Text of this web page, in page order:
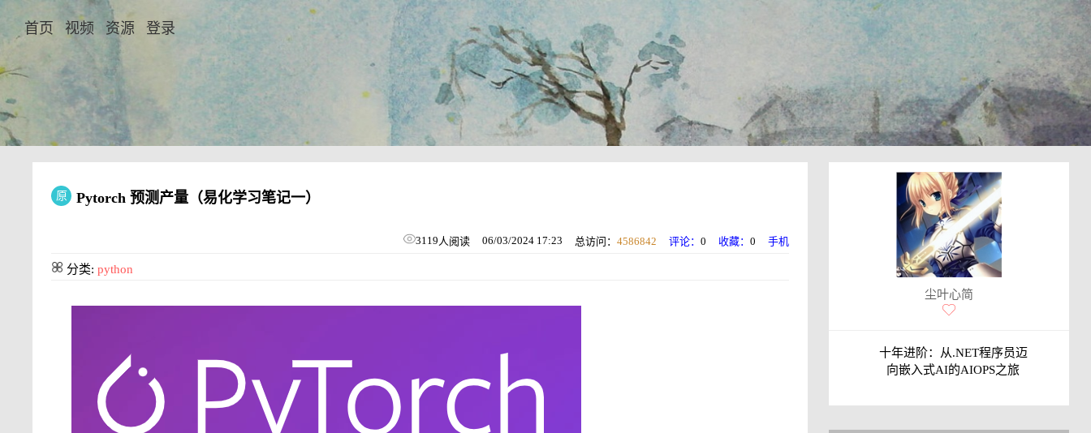
首页 视频 资源 登录
原 Pytorch 预测产量（易化学习笔记一）
3119人阅读 06/03/2024 17:23 总访问： 4586842 评论： 0 收藏： 0 手机
分类: python
尘叶心简
十年进阶：从.NET程序员迈
向嵌入式AI的AIOPS之旅